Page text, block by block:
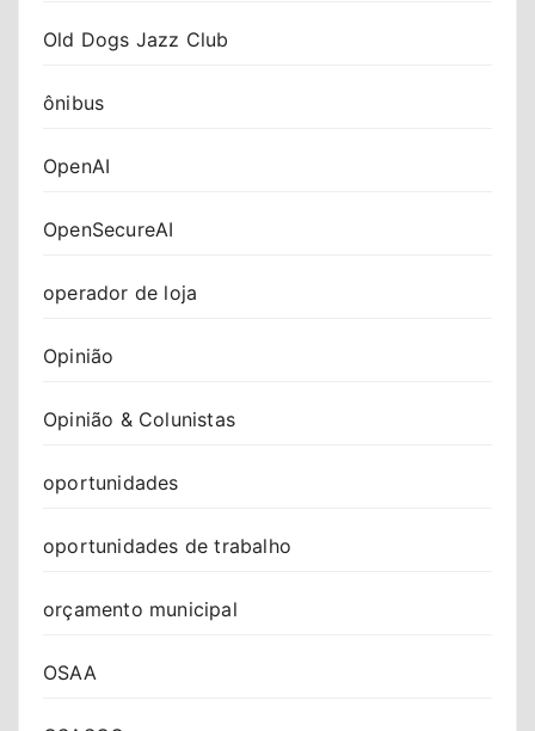
Old Dogs Jazz Club
ônibus
OpenAI
OpenSecureAI
operador de loja
Opinião
Opinião & Colunistas
oportunidades
oportunidades de trabalho
orçamento municipal
OSAA